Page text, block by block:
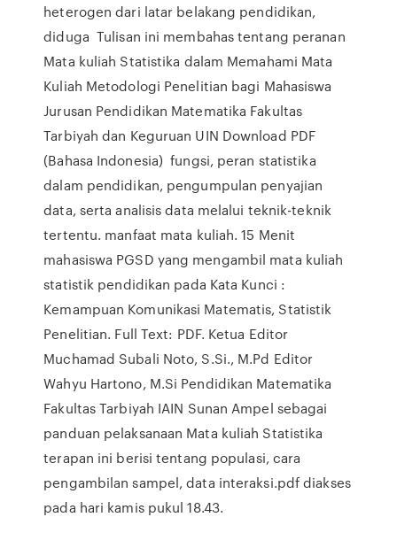
heterogen dari latar belakang pendidikan,
diduga Tulisan ini membahas tentang peranan
Mata kuliah Statistika dalam Memahami Mata
Kuliah Metodologi Penelitian bagi Mahasiswa
Jurusan Pendidikan Matematika Fakultas
Tarbiyah dan Keguruan UIN Download PDF
(Bahasa Indonesia) fungsi, peran statistika
dalam pendidikan, pengumpulan penyajian
data, serta analisis data melalui teknik-teknik
tertentu. manfaat mata kuliah. 15 Menit
mahasiswa PGSD yang mengambil mata kuliah
statistik pendidikan pada Kata Kunci :
Kemampuan Komunikasi Matematis, Statistik
Penelitian. Full Text: PDF. Ketua Editor
Muchamad Subali Noto, S.Si., M.Pd Editor
Wahyu Hartono, M.Si Pendidikan Matematika
Fakultas Tarbiyah IAIN Sunan Ampel sebagai
panduan pelaksanaan Mata kuliah Statistika
terapan ini berisi tentang populasi, cara
pengambilan sampel, data interaksi.pdf diakses
pada hari kamis pukul 18.43.